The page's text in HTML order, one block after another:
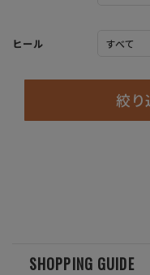
ヒール
絞り
SHOPPING GUIDE